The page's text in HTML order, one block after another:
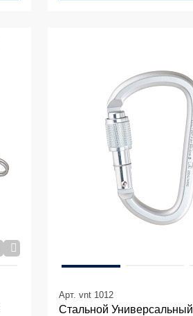
Арт. vnt 1012
Стальной Универсальный